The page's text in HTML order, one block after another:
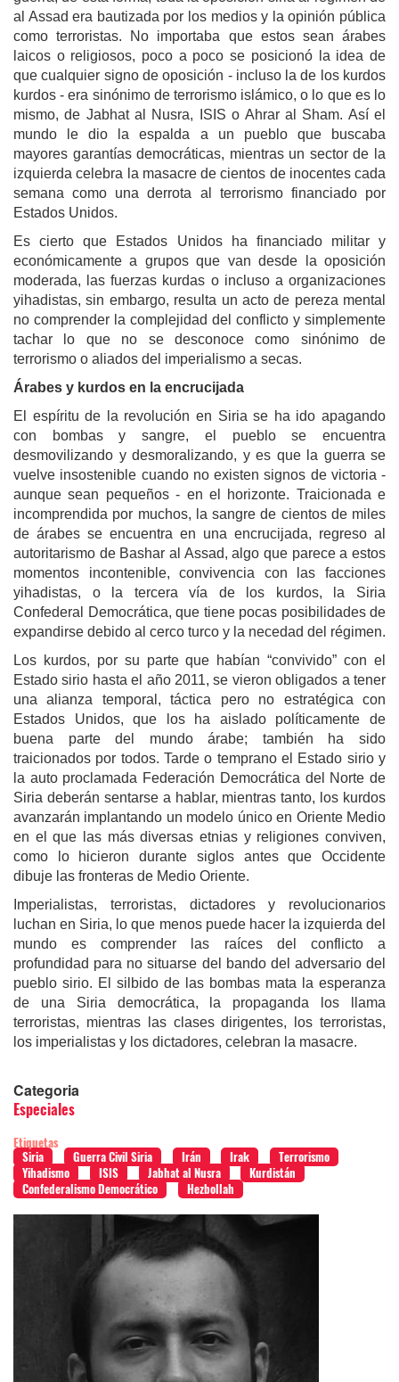
al Assad era bautizada por los medios y la opinión pública
como terroristas. No importaba que estos sean árabes
laicos o religiosos, poco a poco se posicionó la idea de
que cualquier signo de oposición - incluso la de los kurdos
kurdos - era sinónimo de terrorismo islámico, o lo que es lo
mismo, de Jabhat al Nusra, ISIS o Ahrar al Sham. Así el
mundo le dio la espalda a un pueblo que buscaba
mayores garantías democráticas, mientras un sector de la
izquierda celebra la masacre de cientos de inocentes cada
semana como una derrota al terrorismo financiado por
Estados Unidos.
Es cierto que Estados Unidos ha financiado militar y
económicamente a grupos que van desde la oposición
moderada, las fuerzas kurdas o incluso a organizaciones
yihadistas, sin embargo, resulta un acto de pereza mental
no comprender la complejidad del conflicto y simplemente
tachar lo que no se desconoce como sinónimo de
terrorismo o aliados del imperialismo a secas.
Árabes y kurdos en la encrucijada
El espíritu de la revolución en Siria se ha ido apagando
con bombas y sangre, el pueblo se encuentra
desmovilizando y desmoralizando, y es que la guerra se
vuelve insostenible cuando no existen signos de victoria -
aunque sean pequeños - en el horizonte. Traicionada e
incomprendida por muchos, la sangre de cientos de miles
de árabes se encuentra en una encrucijada, regreso al
autoritarismo de Bashar al Assad, algo que parece a estos
momentos incontenible, convivencia con las facciones
yihadistas, o la tercera vía de los kurdos, la Siria
Confederal Democrática, que tiene pocas posibilidades de
expandirse debido al cerco turco y la necedad del régimen.
Los kurdos, por su parte que habían “convivido” con el
Estado sirio hasta el año 2011, se vieron obligados a tener
una alianza temporal, táctica pero no estratégica con
Estados Unidos, que los ha aislado políticamente de
buena parte del mundo árabe; también ha sido
traicionados por todos. Tarde o temprano el Estado sirio y
la auto proclamada Federación Democrática del Norte de
Siria deberán sentarse a hablar, mientras tanto, los kurdos
avanzarán implantando un modelo único en Oriente Medio
en el que las más diversas etnias y religiones conviven,
como lo hicieron durante siglos antes que Occidente
dibuje las fronteras de Medio Oriente.
Imperialistas, terroristas, dictadores y revolucionarios
luchan en Siria, lo que menos puede hacer la izquierda del
mundo es comprender las raíces del conflicto a
profundidad para no situarse del bando del adversario del
pueblo sirio. El silbido de las bombas mata la esperanza
de una Siria democrática, la propaganda los llama
terroristas, mientras las clases dirigentes, los terroristas,
los imperialistas y los dictadores, celebran la masacre.
Categoria
Especiales
Etiquetas
Siria
Guerra Civil Siria Irán Irak
Terrorismo
Yihadismo
ISIS Jabhat al Nusra
Kurdistán
Confederalismo Democrático
Hezbollah